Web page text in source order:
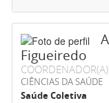
Figueiredo
COORDENADOR(A)
CIÊNCIAS DA SAÚDE
Saúde Coletiva